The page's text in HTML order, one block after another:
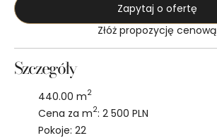
Zapytaj o ofertę
Złóż propozycję cenową
Szczegóły
440.00 m2
Cena za m2: 2 500 PLN
Pokoje: 22